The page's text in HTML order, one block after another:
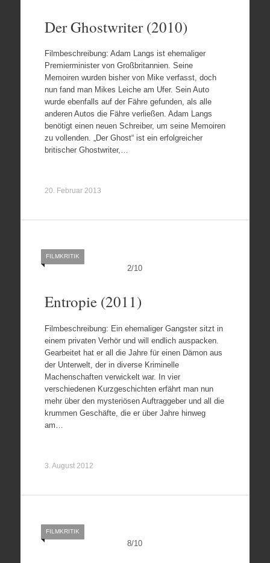
Der Ghostwriter (2010)
Filmbeschreibung: Adam Langs ist ehemaliger
Premierminister von Großbritannien. Seine
Memoiren wurden bisher von Mike verfasst, doch
nun fand man Mikes Leiche am Ufer. Sein Auto
wurde ebenfalls auf der Fähre gefunden, als alle
anderen Autos die Fähre verließen. Adam Langs
benötigt einen neuen Schreiber, um seine Memoiren
zu vollenden. „Der Ghost“ ist ein erfolgreicher
britischer Ghostwriter,…
20. Februar 2013
2/10
FILMKRITIK
Entropie (2011)
Filmbeschreibung: Ein ehemaliger Gangster sitzt in
einem privaten Verhör und will endlich auspacken.
Gearbeitet hat er all die Jahre für einen Dämon aus
der Unterwelt, der in diverse Kriminelle
Machenschaften verwickelt war. In vier
verschiedenen Kurzgeschichten erfährt man nun
mehr über den mysteriösen Auftraggeber und all die
krummen Geschäfte, die er über Jahre hinweg
am…
3. August 2012
8/10
FILMKRITIK